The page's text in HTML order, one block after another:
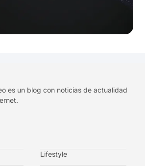
es un blog con noticias de actualidad
Lifestyle